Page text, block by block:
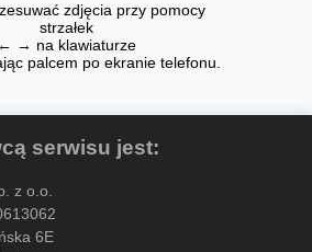
zdjęcia przy pomocy
strzałek
← → na klawiaturze
palcem po ekranie telefonu.
serwisu jest:
z o.o.
6E